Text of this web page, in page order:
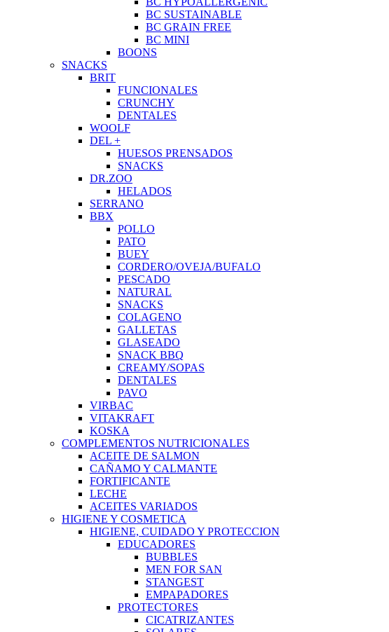
BC SUSTAINABLE
BC GRAIN FREE
BC MINI
BOONS
SNACKS
BRIT
FUNCIONALES
CRUNCHY
DENTALES
WOOLF
DEL +
HUESOS PRENSADOS
SNACKS
DR.ZOO
HELADOS
SERRANO
BBX
POLLO
PATO
BUEY
CORDERO/OVEJA/BUFALO
PESCADO
NATURAL
SNACKS
COLAGENO
GALLETAS
GLASEADO
SNACK BBQ
CREAMY/SOPAS
DENTALES
PAVO
VIRBAC
VITAKRAFT
KOSKA
COMPLEMENTOS NUTRICIONALES
ACEITE DE SALMON
CAÑAMO Y CALMANTE
FORTIFICANTE
LECHE
ACEITES VARIADOS
HIGIENE Y COSMETICA
HIGIENE, CUIDADO Y PROTECCION
EDUCADORES
BUBBLES
MEN FOR SAN
STANGEST
EMPAPADORES
PROTECTORES
CICATRIZANTES